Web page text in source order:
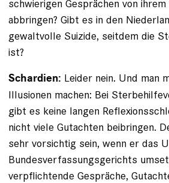
schwierigen Gesprächen von
abbringen? Gibt es in den
gewaltvolle Suizide, seitdem die
ist?
Schardien: Leider nein. Und man
Illusionen machen: Bei
gibt es keine langen
nicht viele Gutachten beibringen.
sehr vorsichtig sein, wenn er das
Bundesverfassungsgerichts
verpflichtende Gespräche,